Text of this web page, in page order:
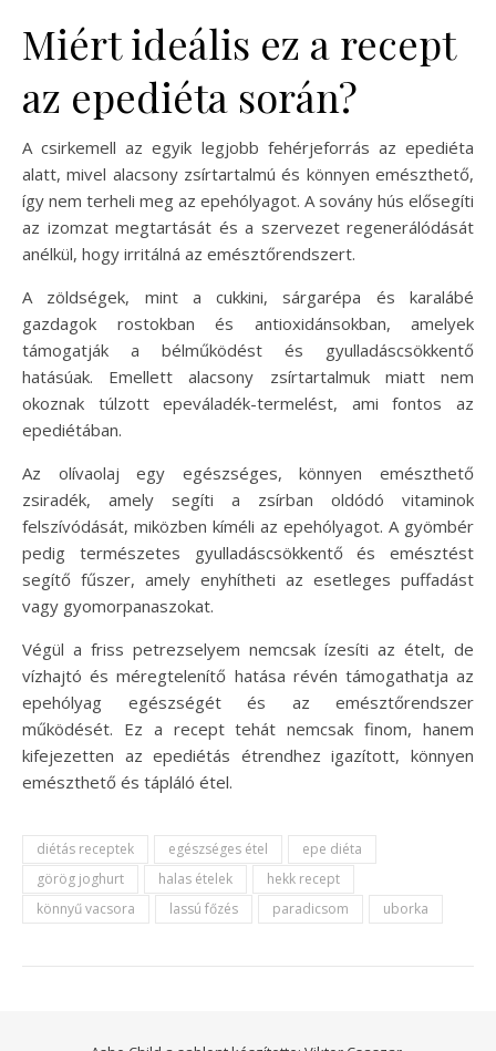
Miért ideális ez a recept
az epediéta során?
A csirkemell az egyik legjobb fehérjeforrás az epediéta
alatt, mivel alacsony zsírtartalmú és könnyen emészthető,
így nem terheli meg az epehólyagot. A sovány hús elősegíti
az izomzat megtartását és a szervezet regenerálódását
anélkül, hogy irritálná az emésztőrendszert.
A zöldségek, mint a cukkini, sárgarépa és karalábé
gazdagok rostokban és antioxidánsokban, amelyek
támogatják a bélműködést és gyulladáscsökkentő
hatásúak. Emellett alacsony zsírtartalmuk miatt nem
okoznak túlzott epeváladék-termelést, ami fontos az
epediétában.
Az olívaolaj egy egészséges, könnyen emészthető
zsiradék, amely segíti a zsírban oldódó vitaminok
felszívódását, miközben kíméli az epehólyagot. A gyömbér
pedig természetes gyulladáscsökkentő és emésztést
segítő fűszer, amely enyhítheti az esetleges puffadást
vagy gyomorpanaszokat.
Végül a friss petrezselyem nemcsak ízesíti az ételt, de
vízhajtó és méregtelenítő hatása révén támogathatja az
epehólyag egészségét és az emésztőrendszer
működését. Ez a recept tehát nemcsak finom, hanem
kifejezetten az epediétás étrendhez igazított, könnyen
emészthető és tápláló étel.
diétás receptek egészséges étel
epe diéta
görög joghurt
halas ételek
hekk recept
könnyű vacsora
lassú főzés paradicsom uborka